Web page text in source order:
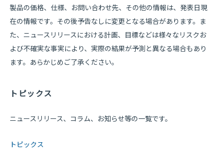
製品の価格、仕様、お問い合わせ先、その他の情報は、発表日現
在の情報です。その後予告なしに変更となる場合があります。ま
た、ニュースリリースにおける計画、目標などは様々なリスクお
よび不確実な事実により、実際の結果が予測と異なる場合もあり
ます。あらかじめご了承ください。
トピックス
ニュースリリース、コラム、お知らせ等の一覧です。
トピックス